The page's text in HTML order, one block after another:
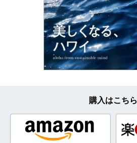
購入はこちら